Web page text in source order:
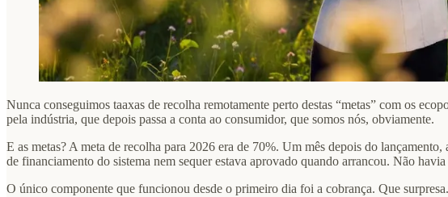
Nunca conseguimos taaxas de recolha remotamente perto destas “metas” com os
pela indústria, que depois passa a conta ao consumidor, que somos nós, obviamente.
E as metas? A meta de recolha para 2026 era de 70%. Um mês depois do
de financiamento do sistema nem sequer estava aprovado quando arrancou. Não
O único componente que funcionou desde o primeiro dia foi a cobrança. Que surpresa.